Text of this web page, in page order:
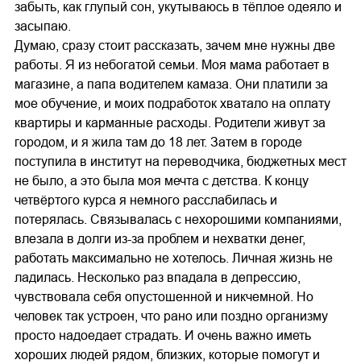
забыть, как глупый сон, укутываюсь в тёплое одеяло и
засыпаю.
Думаю, сразу стоит рассказать, зачем мне нужны две
работы. Я из небогатой семьи. Моя мама работает в
магазине, а папа водителем камаза. Они платили за
мое обучение, и моих подработок хватало на оплату
квартиры и карманные расходы. Родители живут за
городом, и я жила там до 18 лет. Затем в городе
поступила в институт на переводчика, бюджетных мест
не было, а это была моя мечта с детства. К концу
четвёртого курса я немного расслабилась и
потерялась. Связывалась с нехорошими компаниями,
влезала в долги из-за проблем и нехватки денег,
работать максимально не хотелось. Личная жизнь не
ладилась. Несколько раз впадала в депрессию,
чувствовала себя опустошенной и никчемной. Но
человек так устроен, что рано или поздно организму
просто надоедает страдать. И очень важно иметь
хороших людей рядом, близких, которые помогут и